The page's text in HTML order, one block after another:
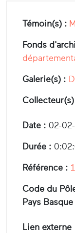
Témoin(s) :
Fonds
Galerie(s) :
Date : 02-
Durée :
Référence :
Code du
Pays
Lien externe